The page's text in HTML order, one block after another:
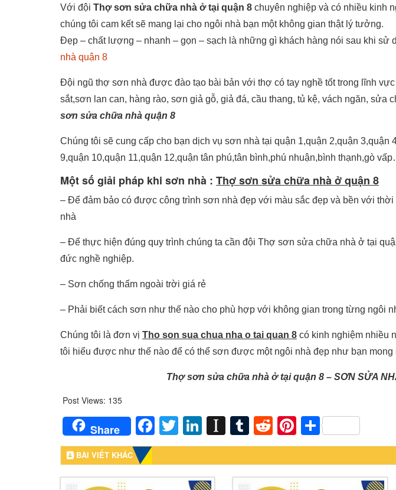
Với đội Thợ sơn sửa chữa nhà ở tại quận 8 chuyên nghiệp và có nhiều kinh
chúng tôi cam kết sẽ mang lại cho ngôi nhà bạn một không gian thật lý tưởng.
Đẹp – chất lượng – nhanh – gọn – sạch là những gì khách hàng nói sau khi sử
nhà quận 8
Đội ngũ thợ sơn nhà được đào tạo bài bản với thợ có tay nghề tốt trong lĩnh
sắt,sơn lan can, hàng rào, sơn giả gỗ, giả đá, cầu thang, tủ kệ, vách ngăn,
sơn sửa chữa nhà quận 8
Chúng tôi sẽ cung cấp cho bạn dịch vụ sơn nhà tại quận 1,quận 2,quận 3,quận
9,quận 10,quận 11,quận 12,quận tân phú,tân bình,phú nhuận,bình thạnh,gò
Một số giải pháp khi sơn nhà : Thợ sơn sửa chữa nhà ở quận 8
– Để đảm bảo có được công trình sơn nhà đẹp với màu sắc đẹp và bền với
nhà
– Để thực hiện đúng quy trình chúng ta cần đội Thợ sơn sửa chữa nhà ở tại
đức nghề nghiệp.
– Sơn chống thấm ngoài trời giá rẻ
– Phải biết cách sơn như thế nào cho phù hợp với không gian trong từng ngôi
Chúng tôi là đơn vị Tho son sua chua nha o tai quan 8 có kinh nghiệm nhiều
tôi hiểu được như thế nào để có thể sơn được một ngôi nhà đẹp như bạn mong
Thợ sơn sửa chữa nhà ở tại quận 8 – SƠN SỬA
Post Views: 135
Share Facebook
TwitterLinkedIn
Instapaper
Tumblr
Reddit
Pinterest
Share
BÀI VIẾT KHÁC